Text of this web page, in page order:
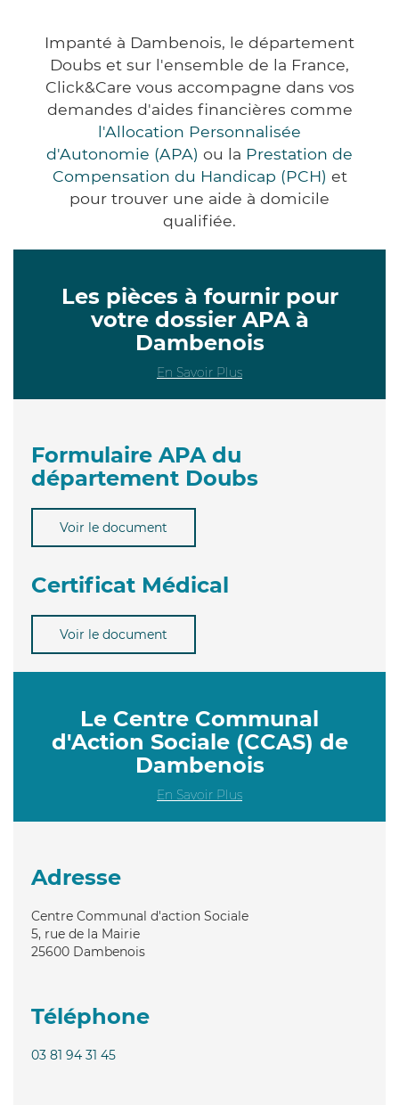
Impanté à Dambenois, le département
Doubs et sur l'ensemble de la France,
Click&Care vous accompagne dans vos
demandes d'aides financières comme
l'Allocation Personnalisée
d'Autonomie (APA) ou la Prestation de
Compensation du Handicap (PCH) et
pour trouver une aide à domicile
qualifiée.
Les pièces à fournir pour
votre dossier APA à
Dambenois
En Savoir Plus
Formulaire APA du
département Doubs
Voir le document
Certificat Médical
Voir le document
Le Centre Communal
d'Action Sociale (CCAS) de
Dambenois
En Savoir Plus
Adresse
Centre Communal d'action Sociale
5, rue de la Mairie
25600 Dambenois
Téléphone
03 81 94 31 45